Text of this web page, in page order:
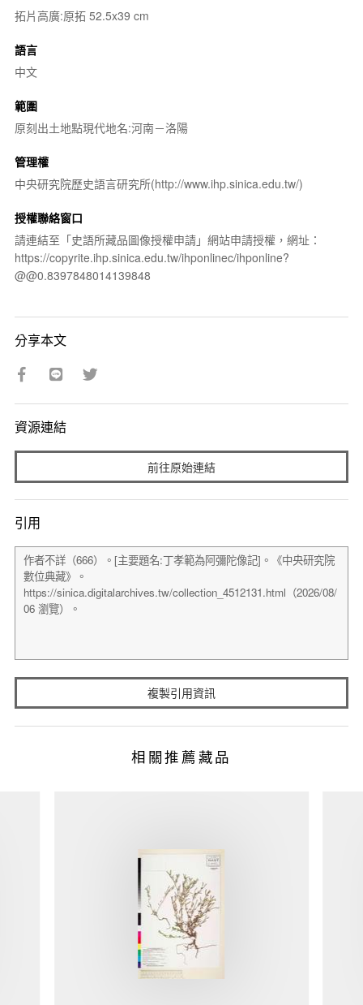
拓片高廣:原拓 52.5x39 cm
語言
中文
範圍
原刻出土地點現代地名:河南－洛陽
管理權
中央研究院歷史語言研究所(http://www.ihp.sinica.edu.tw/)
授權聯絡窗口
請連結至「史語所藏品圖像授權申請」網站申請授權，網址：
https://copyrite.ihp.sinica.edu.tw/ihponlinec/ihponline?
@@0.8397848014139848
分享本文
資源連結
前往原始連結
引用
複製引用資訊
相關推薦藏品